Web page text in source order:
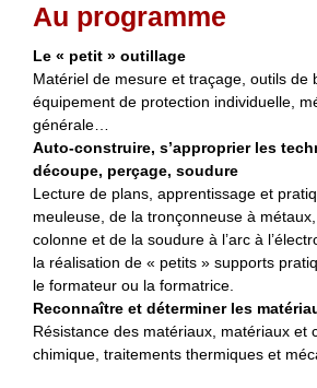
Au programme
Le « petit » outillage
Matériel de mesure et traçage, outils de
équipement de protection individuelle,
générale…
Auto-construire, s’approprier les
découpe, perçage, soudure
Lecture de plans, apprentissage et
meuleuse, de la tronçonneuse à
colonne et de la soudure à l’arc à
la réalisation de « petits » supports
le formateur ou la formatrice.
Reconnaître et déterminer les
Résistance des matériaux, matériaux et
chimique, traitements thermiques et